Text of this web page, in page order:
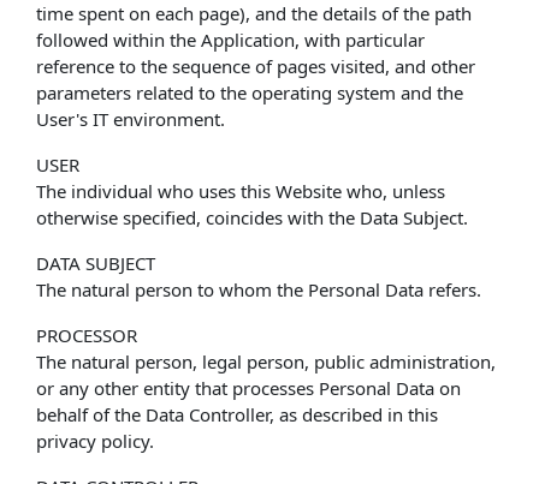
time spent on each page), and the details of the path
followed within the Application, with particular
reference to the sequence of pages visited, and other
parameters related to the operating system and the
User's IT environment.
USER
The individual who uses this Website who, unless
otherwise specified, coincides with the Data Subject.
DATA SUBJECT
The natural person to whom the Personal Data refers.
PROCESSOR
The natural person, legal person, public administration,
or any other entity that processes Personal Data on
behalf of the Data Controller, as described in this
privacy policy.